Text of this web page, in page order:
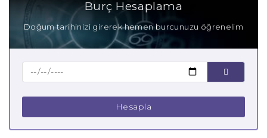
Burç Hesaplama
Doğum tarihinizi girerek hemen burcunuzu öğrenelim
Hesapla